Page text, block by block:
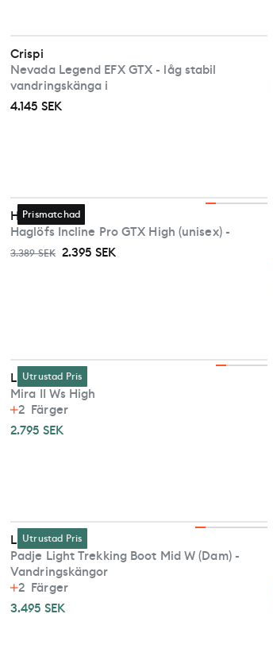
Crispi
Nevada Legend EFX GTX - låg stabil
vandringskänga i
4.145 SEK
Prismatchad
Haglöfs
Haglöfs Incline Pro GTX High (unisex) -
3.389 SEK 2.395 SEK
Utrustad Pris
Lundhags
Mira II Ws High
2 Färger
2.795 SEK
Utrustad Pris
Lundhags
Padje Light Trekking Boot Mid W (Dam) -
Vandringskängor
2 Färger
3.495 SEK